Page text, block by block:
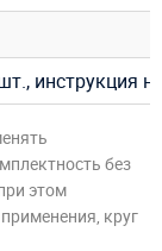
инструкция
без
этом
круг